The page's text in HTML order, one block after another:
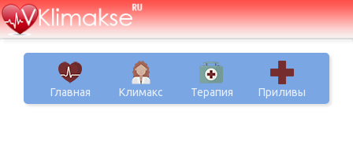
Главная Климакс Терапия Приливы